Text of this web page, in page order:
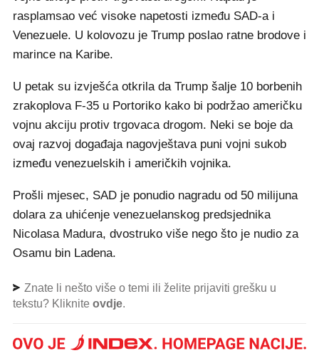
rasplamsao već visoke napetosti između SAD-a i
Venezuele. U kolovozu je Trump poslao ratne brodove i
marince na Karibe.
U petak su izvješća otkrila da Trump šalje 10 borbenih
zrakoplova F-35 u Portoriko kako bi podržao američku
vojnu akciju protiv trgovaca drogom. Neki se boje da
ovaj razvoj događaja nagovještava puni vojni sukob
između venezuelskih i američkih vojnika.
Prošli mjesec, SAD je ponudio nagradu od 50 milijuna
dolara za uhićenje venezuelanskog predsjednika
Nicolasa Madura, dvostruko više nego što je nudio za
Osamu bin Ladena.
Znate li nešto više o temi ili želite prijaviti grešku u
tekstu? Kliknite ovdje.